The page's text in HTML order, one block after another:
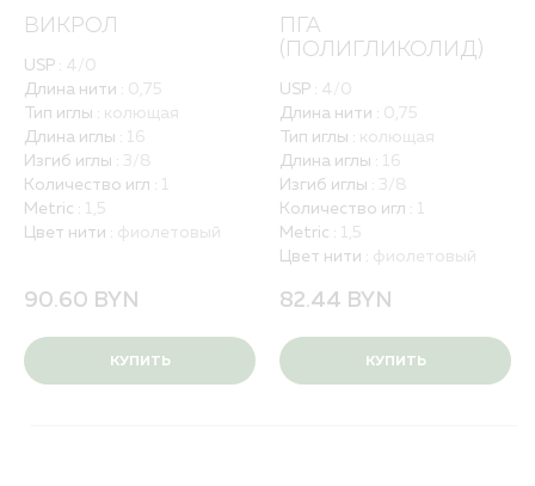
Политика обработки персональных данных
ДЛЯ РБ
ВИКРОЛ
USP : 4/0
Длина нити : 0,75
Тип иглы : колющая
Длина иглы : 16
Изгиб иглы : 3/8
Количество игл : 1
Metric : 1,5
Цвет нити : фиолетовый
90.60 BYN
КУПИТЬ
ПГА
(ПОЛИГЛИКОЛИД)
USP : 4/0
Длина нити : 0,75
Тип иглы : колющая
Длина иглы : 16
Изгиб иглы : 3/8
Количество игл : 1
Metric : 1,5
Цвет нити : фиолетовый
82.44 BYN
КУПИТЬ